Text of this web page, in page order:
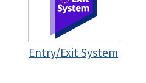
Entry/Exit System